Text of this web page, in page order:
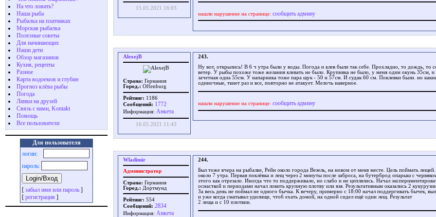
На что ловить?
Наша рыба
Рыбалка на платниках
Морская рыбалка
Полезные советы
Для начинающих
Наши дети
Обзор магазинов
Кухня, рецепты
Разное
Карта водоемов и глубин
Прогноз клёва рыбы
Погода
Линки на друзей
Связь с нами, Kontakt
Помощь
Все пользователи
Для пользователя
логин:
пароль:
[ забыл имя или пароль ]
[ регистрация ]
15.05.2021 16:03
нашли нарушение на странице: сообщить админу
AlexejB
Страна: Германия
Город.: Offenburg
Рейтинг: 1186
Сообщений: 1772
Информация: Aнкета
16.05.2021 11:43
243.
Ну вот, открылись! В 6 ч утра были у воды. Погода и клев были так себе. Прохладно, то дождь, то
ветер. У рыбы похоже тоже желания клевать не было. Крупняка не было, у меня один окунь 35см,
зачетная одна 55см. У напарника тоже пара щук - 50 и 57см. И судак 60 см. Поклевки были. но
одиночные, ткнет раз и все, повторно не атакует. Мелочь наверное.
нашли нарушение на странице: сообщить админу
Wladimir
Администратор
Страна: Германия
Город.: Дортмунд
Рейтинг: 554
Сообщений: 2834
Информация: Aнкета
244.
Был тоже вчера на рыбалке, Рейн около города Везель, на новом от меня месте. Цель поймать
около 7 утра. Первая поклёвка и лещ через 2 минуты после заброса, на бутерброд опарыш с
этого как отрезало. Иногда что то поддерживало, но слабо и не цеплялись. Начал
оснасткой и периодами начал ловить крупную плотву или язя. Результативным оказались 2
За весь день не поймал не одного бычка. К вечеру, примерно с 18:00 начал поддергивать бычек,
и уже когда сматывал удилище, чтоб ехать домой, на одной сидел ещё один лещ. Результат
2 леща и с 10 плотвин.